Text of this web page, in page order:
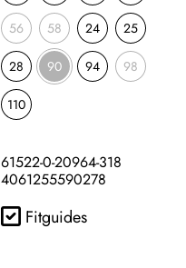
56 58 24 25
28 90 94 98
110
61522-0-20964-318
4061255590278
Fitguides